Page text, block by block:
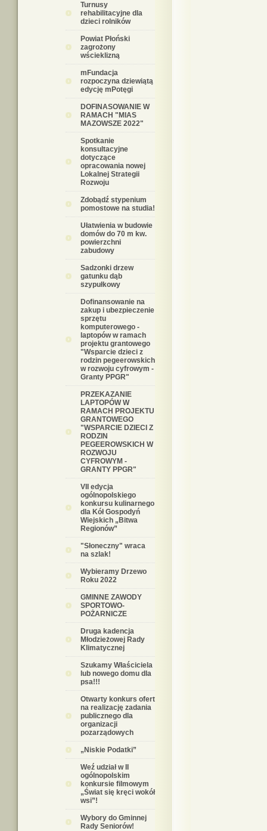
Turnusy
rehabilitacyjne dla
dzieci rolników
Powiat Płoński
zagrożony
wścieklizną
mFundacja
rozpoczyna dziewiątą
edycję mPotęgi
DOFINASOWANIE W
RAMACH "MIAS
MAZOWSZE 2022"
Spotkanie
konsultacyjne
dotyczące
opracowania nowej
Lokalnej Strategii
Rozwoju
Zdobądź stypenium
pomostowe na studia!
Ułatwienia w budowie
domów do 70 m kw.
powierzchni
zabudowy
Sadzonki drzew
gatunku dąb
szypułkowy
Dofinansowanie na
zakup i ubezpieczenie
sprzętu
komputerowego -
laptopów w ramach
projektu grantowego
"Wsparcie dzieci z
rodzin pegeerowskich
w rozwoju cyfrowym -
Granty PPGR"
PRZEKAZANIE
LAPTOPÓW W
RAMACH PROJEKTU
GRANTOWEGO
"WSPARCIE DZIECI Z
RODZIN
PEGEEROWSKICH W
ROZWOJU
CYFROWYM -
GRANTY PPGR"
VII edycja
ogólnopolskiego
konkursu kulinarnego
dla Kół Gospodyń
Wiejskich „Bitwa
Regionów”
"Słoneczny" wraca
na szlak!
Wybieramy Drzewo
Roku 2022
GMINNE ZAWODY
SPORTOWO-
POŻARNICZE
Druga kadencja
Młodzieżowej Rady
Klimatycznej
Szukamy Właściciela
lub nowego domu dla
psa!!!
Otwarty konkurs ofert
na realizację zadania
publicznego dla
organizacji
pozarządowych
„Niskie Podatki”
Weź udział w II
ogólnopolskim
konkursie filmowym
„Świat się kręci wokół
wsi”!
Wybory do Gminnej
Rady Seniorów!